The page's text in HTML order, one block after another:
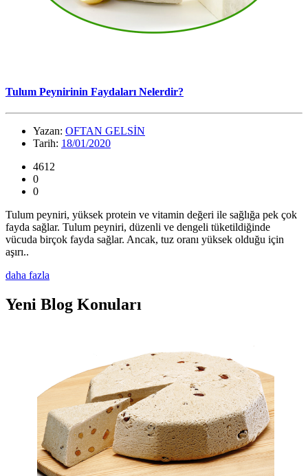
Tulum Peynirinin Faydaları Nelerdir?
Yazan: OFTAN GELSİN
Tarih: 18/01/2020
4612
0
0
Tulum peyniri, yüksek protein ve vitamin değeri ile sağlığa pek çok
fayda sağlar. Tulum peyniri, düzenli ve dengeli tüketildiğinde
vücuda birçok fayda sağlar. Ancak, tuz oranı yüksek olduğu için
aşırı..
daha fazla
Yeni Blog Konuları